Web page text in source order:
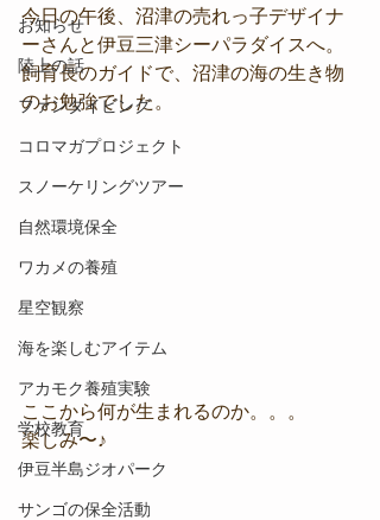
お知らせ
陸上の話
ファンダイビング
コロマガプロジェクト
スノーケリングツアー
自然環境保全
ワカメの養殖
星空観察
海を楽しむアイテム
アカモク養殖実験
学校教育
伊豆半島ジオパーク
サンゴの保全活動
今日の午後、沼津の売れっ子デザイナ
ーさんと伊豆三津シーパラダイスへ。
飼育長のガイドで、沼津の海の生き物
のお勉強でした。
ここから何が生まれるのか。。。
楽しみ〜♪